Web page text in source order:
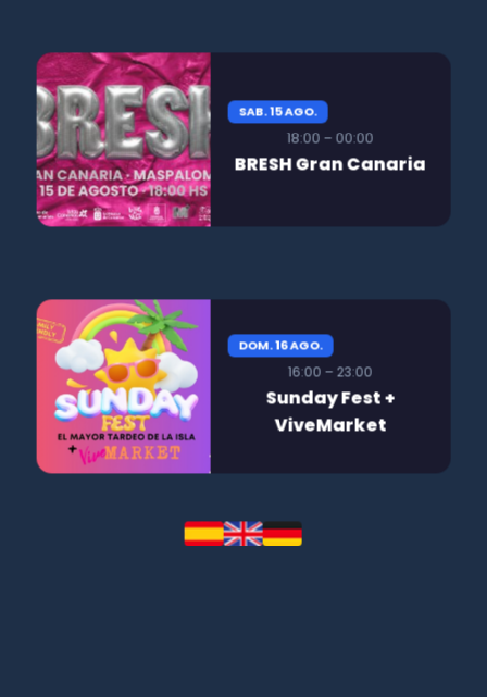
SAB. 15 AGO.
18:00 – 00:00
BRESH Gran Canaria
DOM. 16 AGO.
16:00 – 23:00
Sunday Fest +
ViveMarket